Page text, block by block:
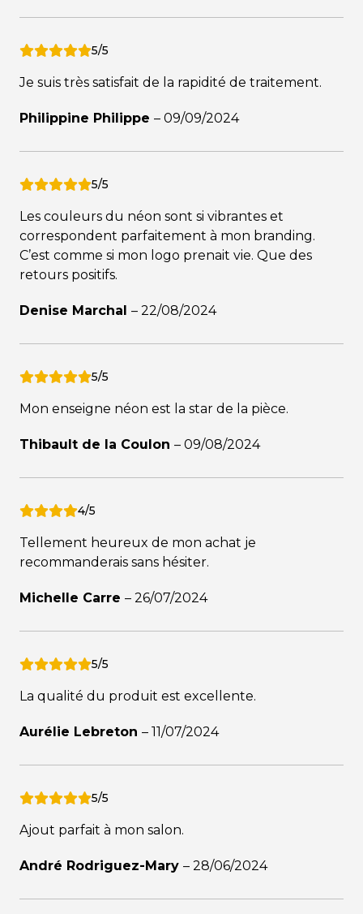
5/5
Je suis très satisfait de la rapidité de traitement.
Philippine Philippe – 09/09/2024
5/5
Les couleurs du néon sont si vibrantes et
correspondent parfaitement à mon branding.
C’est comme si mon logo prenait vie. Que des
retours positifs.
Denise Marchal – 22/08/2024
5/5
Mon enseigne néon est la star de la pièce.
Thibault de la Coulon – 09/08/2024
4/5
Tellement heureux de mon achat je
recommanderais sans hésiter.
Michelle Carre – 26/07/2024
5/5
La qualité du produit est excellente.
Aurélie Lebreton – 11/07/2024
5/5
Ajout parfait à mon salon.
André Rodriguez-Mary – 28/06/2024